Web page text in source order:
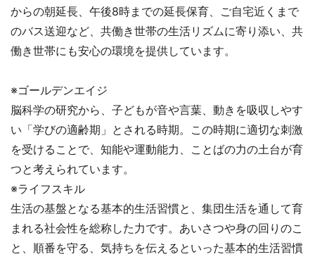
からの朝延長、午後8時までの延長保育、ご自宅近くまで
のバス送迎など、共働き世帯の生活リズムに寄り添い、共
働き世帯にも安心の環境を提供しています。
※ゴールデンエイジ
脳科学の研究から、子どもが音や言葉、動きを吸収しやす
い「学びの適齢期」とされる時期。この時期に適切な刺激
を受けることで、知能や運動能力、ことばの力の土台が育
つと考えられています。
※ライフスキル
生活の基盤となる基本的生活習慣と、集団生活を通して育
まれる社会性を総称した力です。あいさつや身の回りのこ
と、順番を守る、気持ちを伝えるといった基本的生活習慣